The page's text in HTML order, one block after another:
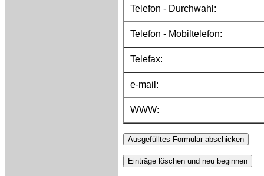
Telefon - Durchwahl:
Telefon - Mobiltelefon:
Telefax:
e-mail:
WWW: